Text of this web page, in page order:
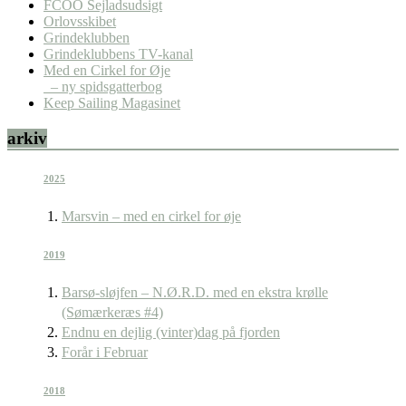
FCOO Sejladsudsigt
Orlovsskibet
Grindeklubben
Grindeklubbens TV-kanal
Med en Cirkel for Øje
– ny spidsgatterbog
Keep Sailing Magasinet
arkiv
2025
Marsvin – med en cirkel for øje
2019
Barsø-sløjfen – N.Ø.R.D. med en ekstra krølle
(Sømærkeræs #4)
Endnu en dejlig (vinter)dag på fjorden
Forår i Februar
2018